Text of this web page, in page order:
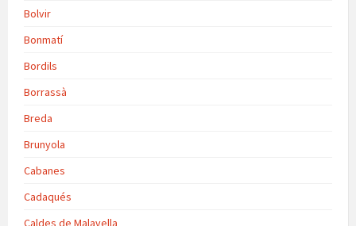
Bolvir
Bonmatí
Bordils
Borrassà
Breda
Brunyola
Cabanes
Cadaqués
Caldes de Malavella